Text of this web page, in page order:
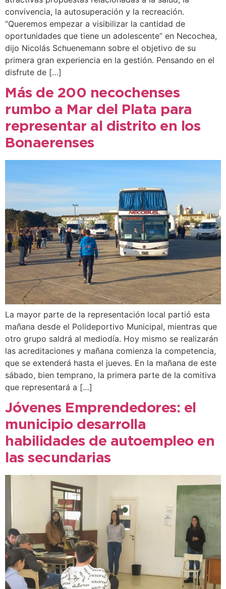
convivencia, la autosuperación y la recreación.
“Queremos empezar a visibilizar la cantidad de
oportunidades que tiene un adolescente” en Necochea,
dijo Nicolás Schuenemann sobre el objetivo de su
primera gran experiencia en la gestión. Pensando en el
disfrute de […]
Más de 200 necochenses
rumbo a Mar del Plata para
representar al distrito en los
Bonaerenses
La mayor parte de la representación local partió esta
mañana desde el Polideportivo Municipal, mientras que
otro grupo saldrá al mediodía. Hoy mismo se realizarán
las acreditaciones y mañana comienza la competencia,
que se extenderá hasta el jueves. En la mañana de este
sábado, bien temprano, la primera parte de la comitiva
que representará a […]
Jóvenes Emprendedores: el
municipio desarrolla
habilidades de autoempleo en
las secundarias